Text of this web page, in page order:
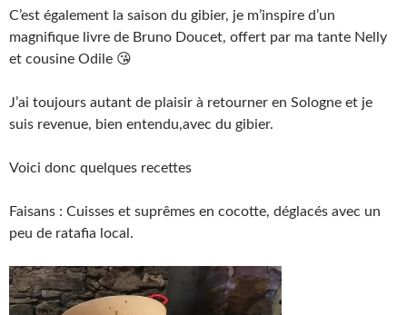
C’est également la saison du gibier, je m’inspire d’un
magnifique livre de Bruno Doucet, offert par ma tante Nelly
et cousine Odile 😘
J’ai toujours autant de plaisir à retourner en Sologne et je
suis revenue, bien entendu,avec du gibier.
Voici donc quelques recettes
Faisans : Cuisses et suprêmes en cocotte, déglacés avec un
peu de ratafia local.